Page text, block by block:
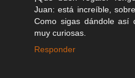
Juan: está increíble,
Como sigas dándole así
muy curiosas.
Responder